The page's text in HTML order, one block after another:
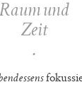
und
Zeit
.